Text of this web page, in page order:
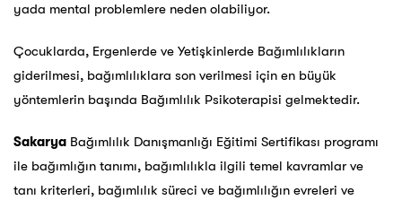
yada mental problemlere neden olabiliyor.
Çocuklarda, Ergenlerde ve Yetişkinlerde Bağımlılıkların
giderilmesi, bağımlılıklara son verilmesi için en büyük
yöntemlerin başında Bağımlılık Psikoterapisi gelmektedir.
Sakarya Bağımlılık Danışmanlığı Eğitimi Sertifikası programı
ile bağımlığın tanımı, bağımlılıkla ilgili temel kavramlar ve
tanı kriterleri, bağımlılık süreci ve bağımlılığın evreleri ve